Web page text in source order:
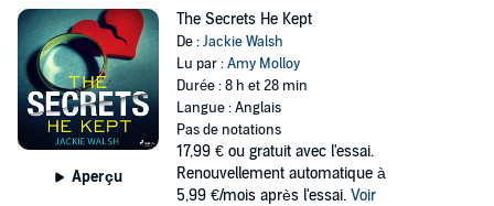
Aperçu
The Secrets He Kept
De :Jackie Walsh
Lu par :Amy Molloy
Durée : 8 h et 28 min
Langue : Anglais
Pas de notations
17,99 € ou gratuit avec l'essai.
Renouvellement automatique à
5,99 €/mois après l'essai. Voir